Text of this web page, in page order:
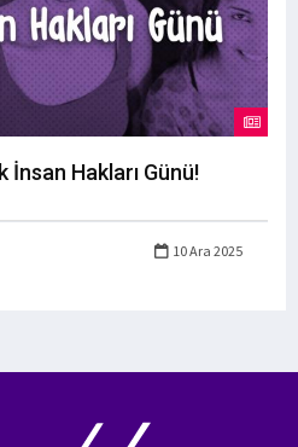
İnsan Hakları Günü!
10 Ara 2025